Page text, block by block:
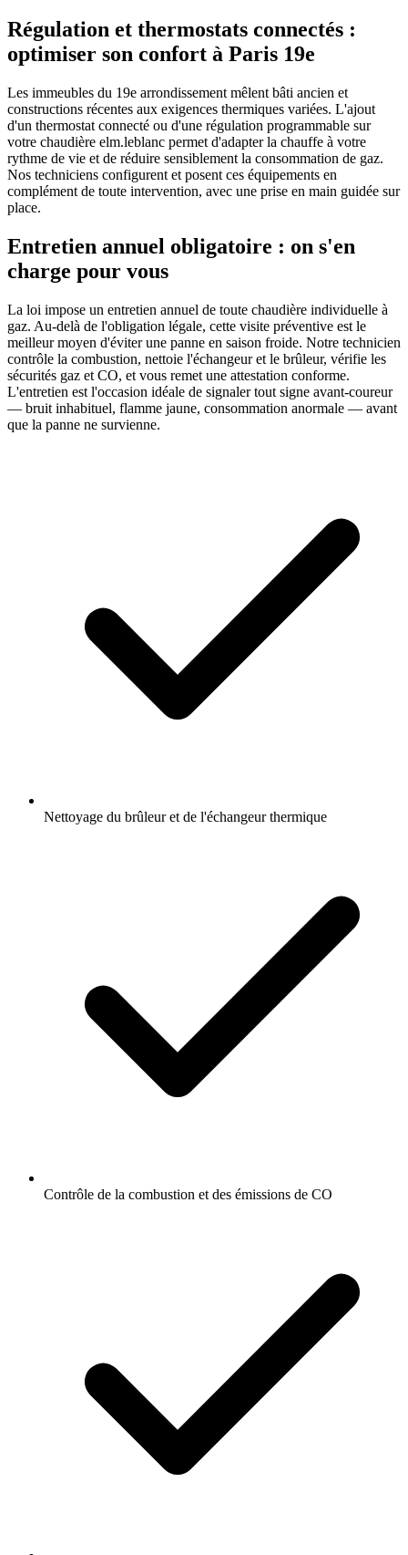
Régulation et thermostats connectés :
optimiser son confort à Paris 19e
Les immeubles du 19e arrondissement mêlent bâti ancien et
constructions récentes aux exigences thermiques variées. L'ajout
d'un thermostat connecté ou d'une régulation programmable sur
votre chaudière elm.leblanc permet d'adapter la chauffe à votre
rythme de vie et de réduire sensiblement la consommation de gaz.
Nos techniciens configurent et posent ces équipements en
complément de toute intervention, avec une prise en main guidée sur
place.
Entretien annuel obligatoire : on s'en
charge pour vous
La loi impose un entretien annuel de toute chaudière individuelle à
gaz. Au-delà de l'obligation légale, cette visite préventive est le
meilleur moyen d'éviter une panne en saison froide. Notre technicien
contrôle la combustion, nettoie l'échangeur et le brûleur, vérifie les
sécurités gaz et CO, et vous remet une attestation conforme.
L'entretien est l'occasion idéale de signaler tout signe avant-coureur
— bruit inhabituel, flamme jaune, consommation anormale — avant
que la panne ne survienne.
Nettoyage du brûleur et de l'échangeur thermique
Contrôle de la combustion et des émissions de CO